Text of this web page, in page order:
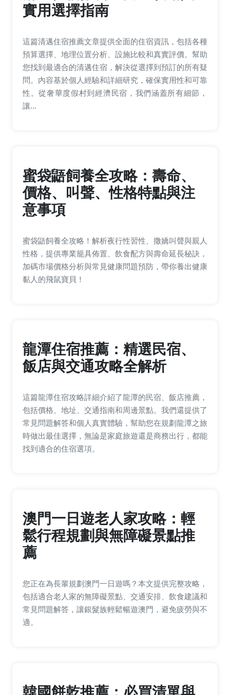
實用選擇指南
這篇清邁住宿推薦文章提供全面的住宿資訊，包括各種
預算選擇、地理位置分析、設施比較和真實評價。幫助
您找到最適合的清邁住宿，解決從選擇到預訂的所有疑
問。內容基於個人經驗和詳細研究，確保實用性和可靠
性。從奢華度假村到經濟民宿，我們涵蓋所有細節，
讓...
蜜袋鼯飼養全攻略：壽命、
價格、叫聲、性格特點與注
意事項
蜜袋鼯飼養全攻略！解析夜行性習性、撒嬌叫聲與親人
性格，提供專業籠具佈置、飲食配方與壽命延長秘訣，
加碼市場價格分析與常見健康問題預防，帶你養出健康
黏人的飛鼠寶貝！
龍潭住宿推薦：精選民宿、
飯店與交通攻略全解析
這篇龍潭住宿攻略詳細介紹了龍潭的民宿、飯店推薦，
包括價格、地址、交通指南和周邊景點。我們還提供了
常見問題解答和個人真實體驗，幫助您在規劃龍潭之旅
時做出最佳選擇，無論是家庭旅遊還是商務出行，都能
找到適合的住宿選項。
澳門一日遊老人家攻略：輕
鬆行程規劃與無障礙景點推
薦
您正在為長輩規劃澳門一日遊嗎？本文提供完整攻略，
包括適合老人家的無障礙景點、交通安排、飲食建議和
常見問題解答，讓銀髮族輕鬆暢遊澳門，避免疲勞與不
適。